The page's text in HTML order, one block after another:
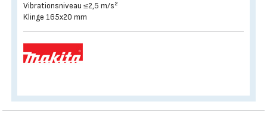
Vibrationsniveau ≤2,5 m/s²
Klinge 165x20 mm